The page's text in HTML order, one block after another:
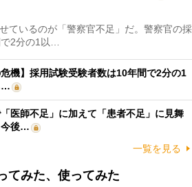
ているのが「警察官不足」だ。警察官の採
2分の1以…
危機】採用試験受験者数は10年間で2分の1
…
「医師不足」に加えて「患者不足」に見舞
後…
一覧を見る
てみた、使ってみた